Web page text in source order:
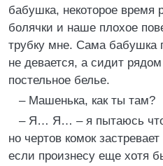
бабушка, некоторое время
болячки и наше плохое
трубку мне. Сама бабушка
не девается, а сидит
постельное белье.
– Машенька, как ты там?
– Я… Я… – я пытаюсь
но чертов комок
если произнесу еще хотя